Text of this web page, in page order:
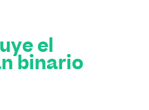
el
binario